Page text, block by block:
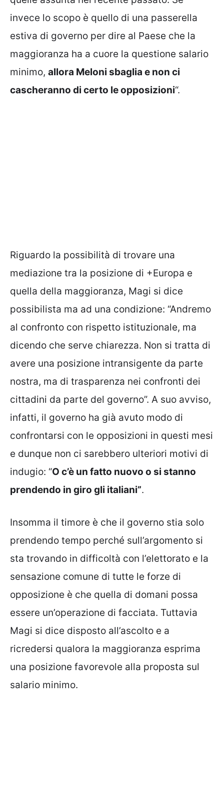
invece lo scopo è quello di una passerella
estiva di governo per dire al Paese che la
maggioranza ha a cuore la questione salario
minimo, allora Meloni sbaglia e non ci
cascheranno di certo le opposizioni“.
Riguardo la possibilità di trovare una
mediazione tra la posizione di +Europa e
quella della maggioranza, Magi si dice
possibilista ma ad una condizione: “Andremo
al confronto con rispetto istituzionale, ma
dicendo che serve chiarezza. Non si tratta di
avere una posizione intransigente da parte
nostra, ma di trasparenza nei confronti dei
cittadini da parte del governo”. A suo avviso,
infatti, il governo ha già avuto modo di
confrontarsi con le opposizioni in questi mesi
e dunque non ci sarebbero ulteriori motivi di
indugio: “O c’è un fatto nuovo o si stanno
prendendo in giro gli italiani”.
Insomma il timore è che il governo stia solo
prendendo tempo perché sull’argomento si
sta trovando in difficoltà con l’elettorato e la
sensazione comune di tutte le forze di
opposizione è che quella di domani possa
essere un’operazione di facciata. Tuttavia
Magi si dice disposto all’ascolto e a
ricredersi qualora la maggioranza esprima
una posizione favorevole alla proposta sul
salario minimo.